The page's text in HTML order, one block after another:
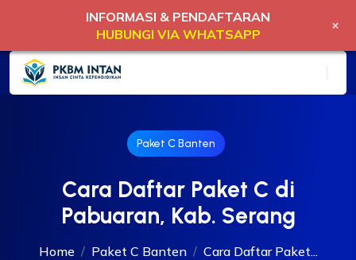
Paket C Banten
Cara Daftar Paket C di
Pabuaran, Kab. Serang
Home Paket C Banten Cara Daftar Paket...
INFORMASI & PENDAFTARAN
HUBUNGI VIA WHATSAPP
+